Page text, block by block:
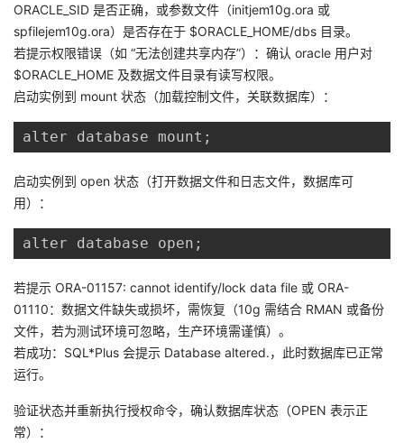
ORACLE_SID 是否正确，或参数文件（initjem10g.ora 或
spfilejem10g.ora）是否存在于 $ORACLE_HOME/dbs 目录。
若提示权限错误（如 “无法创建共享内存”）：确认 oracle 用户对
$ORACLE_HOME 及数据文件目录有读写权限。
启动实例到 mount 状态（加载控制文件，关联数据库）：
alter database mount;
启动实例到 open 状态（打开数据文件和日志文件，数据库可
用）：
alter database open;
若提示 ORA-01157: cannot identify/lock data file 或 ORA-
01110：数据文件缺失或损坏，需恢复（10g 需结合 RMAN 或备份
文件，若为测试环境可忽略，生产环境需谨慎）。
若成功：SQL*Plus 会提示 Database altered.，此时数据库已正常
运行。
验证状态并重新执行授权命令，确认数据库状态（OPEN 表示正
常）：